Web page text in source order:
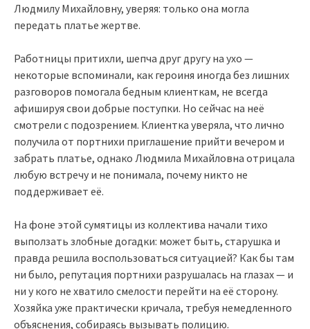
Людмилу Михайловну, уверяя: только она могла
передать платье жертве.
Работницы притихли, шепча друг другу на ухо —
некоторые вспоминали, как героиня иногда без лишних
разговоров помогала бедным клиенткам, не всегда
афишируя свои добрые поступки. Но сейчас на неё
смотрели с подозрением. Клиентка уверяла, что лично
получила от портнихи приглашение прийти вечером и
забрать платье, однако Людмила Михайловна отрицала
любую встречу и не понимала, почему никто не
поддерживает её.
На фоне этой сумятицы из коллектива начали тихо
выползать злобные догадки: может быть, старушка и
правда решила воспользоваться ситуацией? Как бы там
ни было, репутация портнихи разрушалась на глазах — и
ни у кого не хватило смелости перейти на её сторону.
Хозяйка уже практически кричала, требуя немедленного
объяснения, собираясь вызывать полицию.